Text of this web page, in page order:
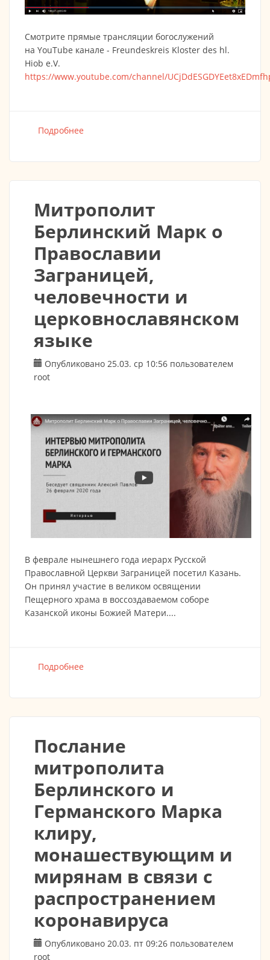
Смотрите прямые трансляции богослужений
на YouTube канале - Freundeskreis Kloster des hl.
Hiob e.V.
https://www.youtube.com/channel/
Подробнее
Митрополит
Берлинский Марк о
Православии
Заграницей,
человечности и
церковнославянском
языке
Опубликовано 25.03. ср 10:56 пользователем
root
В феврале нынешнего года иерарх Русской
Православной Церкви Заграницей посетил Казань.
Он принял участие в великом освящении
Пещерного храма в воссоздаваемом соборе
Казанской иконы Божией Матери....
Подробнее
Послание
митрополита
Берлинского и
Германского Марка
клиру,
монашествующим и
мирянам в связи с
распространением
коронавируса
Опубликовано 20.03. пт 09:26 пользователем
root